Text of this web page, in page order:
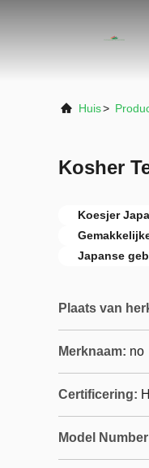
Huis>
Kosher
Koesjer
Japanse
Plaats van
Merknaam: no
Certificering:
Model